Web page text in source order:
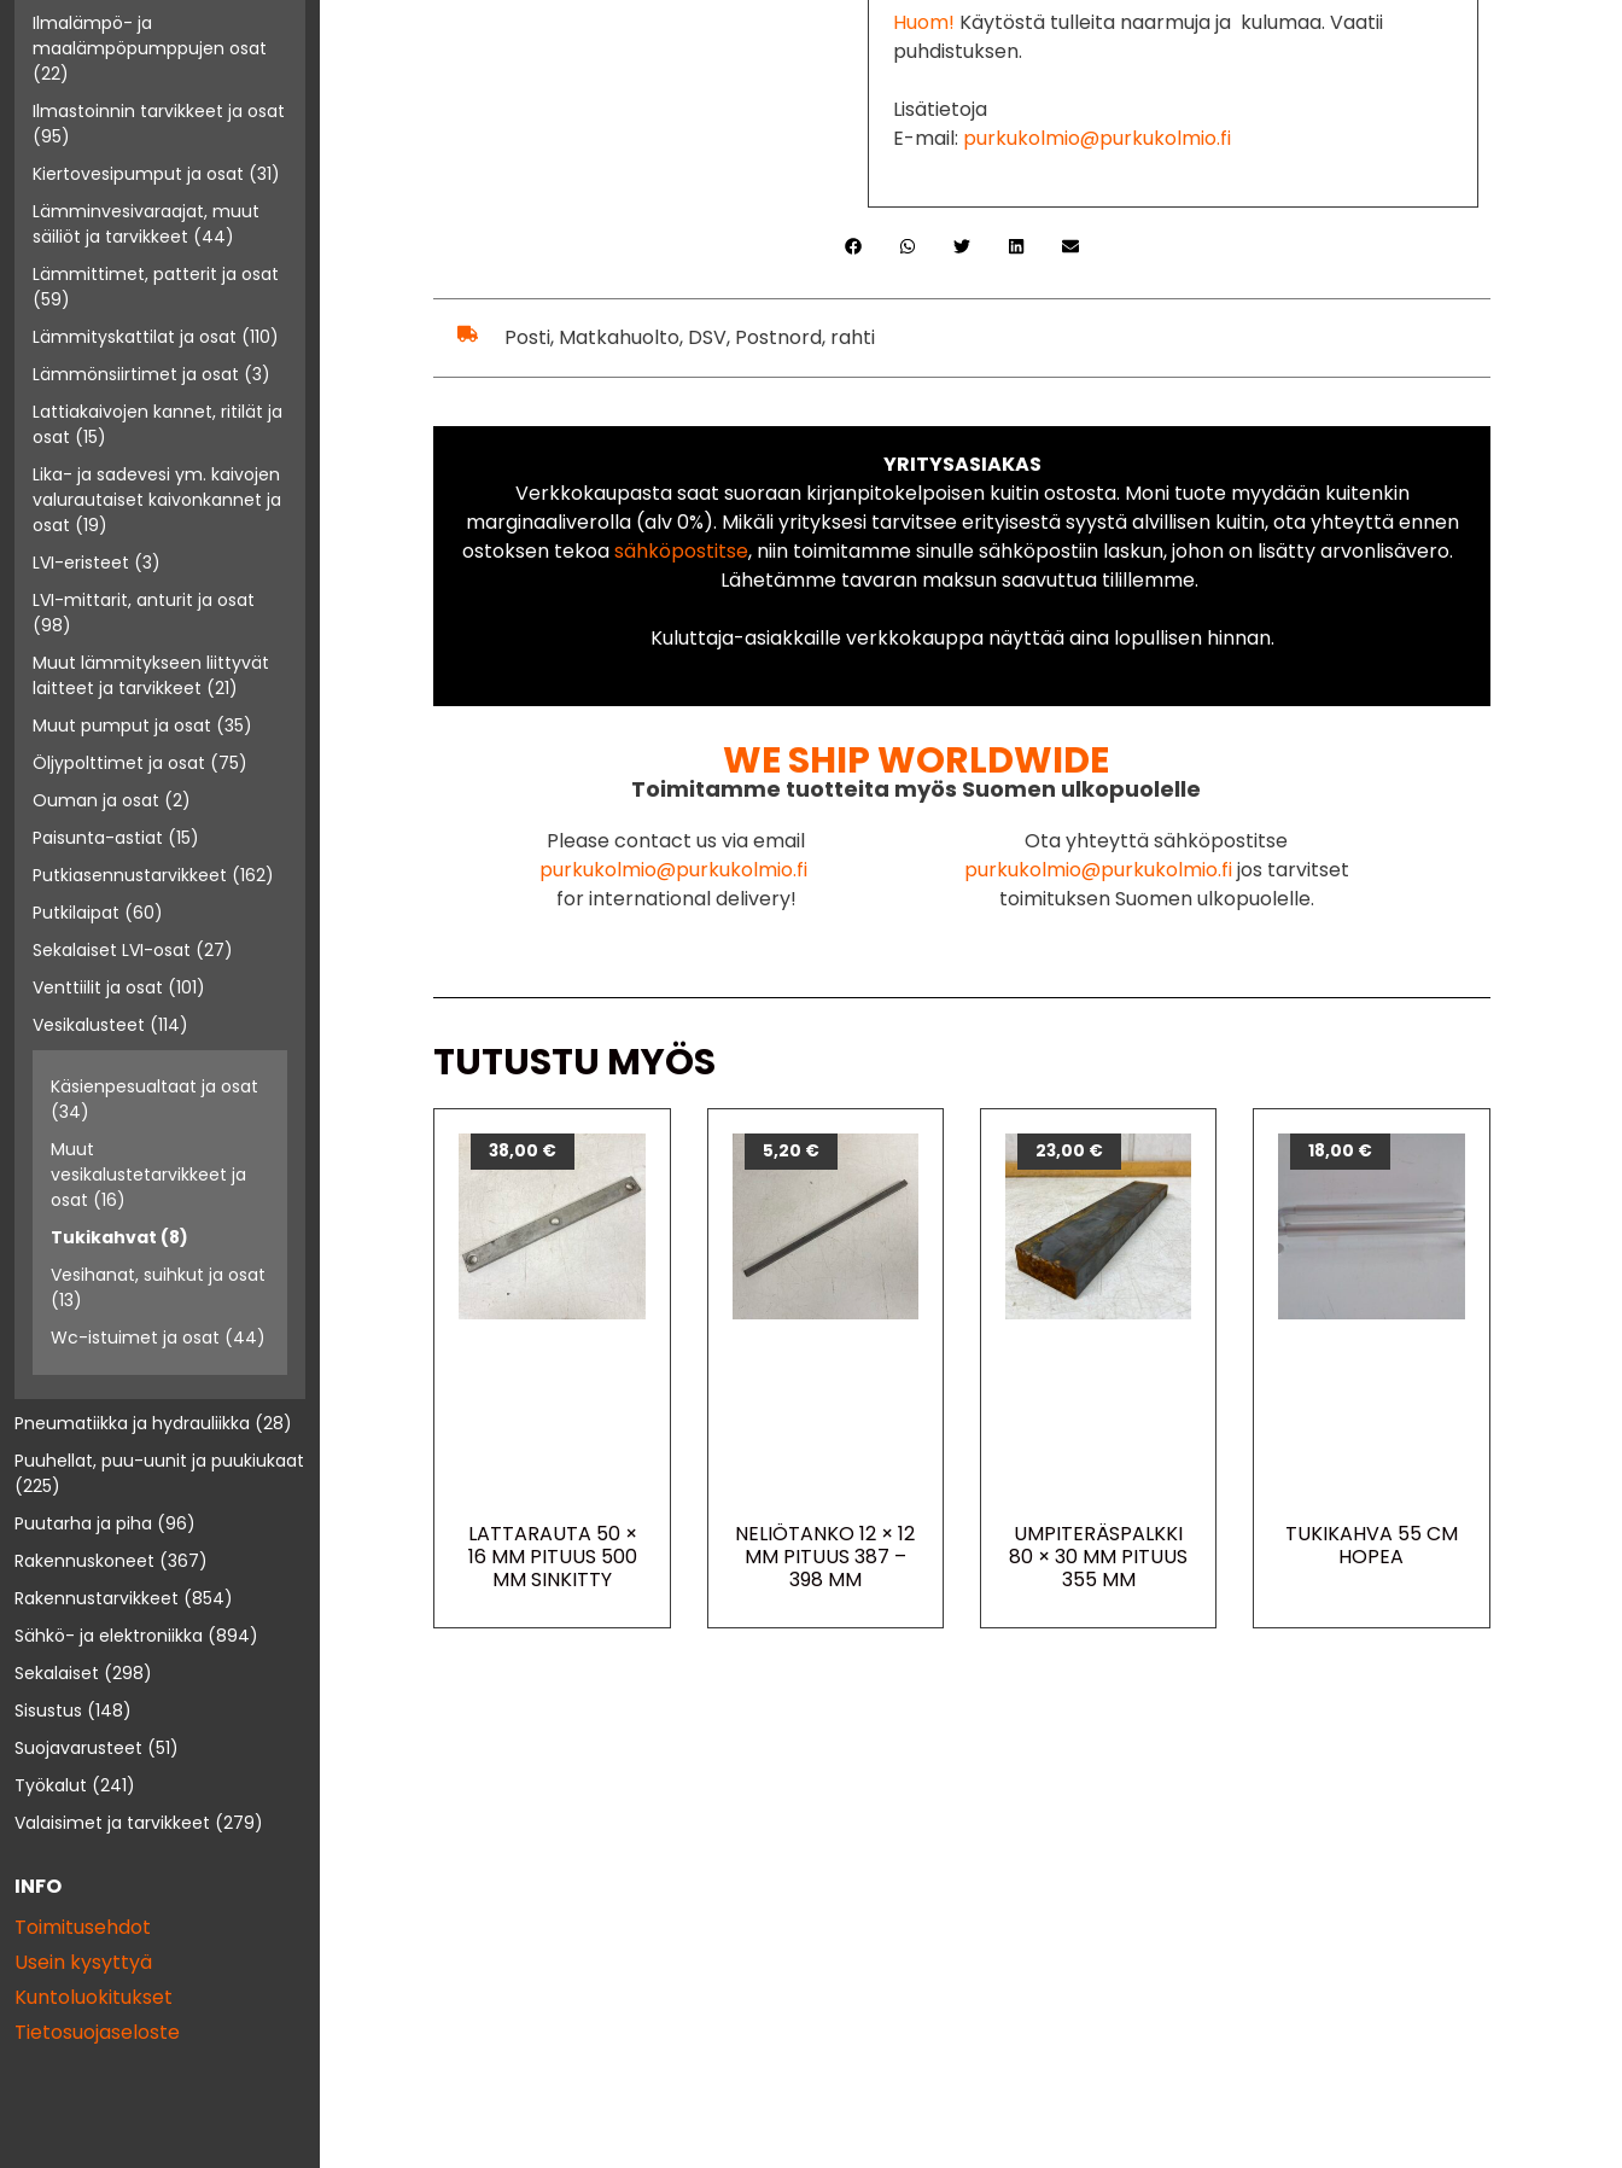
Ilmalämpö- ja
maalämpöpumppujen osat
(22)
Ilmastoinnin tarvikkeet ja osat
(95)
Kiertovesipumput ja osat (31)
Lämminvesivaraajat, muut
säiliöt ja tarvikkeet (44)
Lämmittimet, patterit ja osat
(59)
Lämmityskattilat ja osat (110)
Lämmönsiirtimet ja osat (3)
Lattiakaivojen kannet, ritilät ja
osat (15)
Lika- ja sadevesi ym. kaivojen
valurautaiset kaivonkannet ja
osat (19)
LVI-eristeet (3)
LVI-mittarit, anturit ja osat
(98)
Muut lämmitykseen liittyvät
laitteet ja tarvikkeet (21)
Muut pumput ja osat (35)
Öljypolttimet ja osat (75)
Ouman ja osat (2)
Paisunta-astiat (15)
Putkiasennustarvikkeet (162)
Putkilaipat (60)
Sekalaiset LVI-osat (27)
Venttiilit ja osat (101)
Vesikalusteet (114)
Käsienpesualtaat ja osat
(34)
Muut
vesikalustetarvikkeet ja
osat (16)
Tukikahvat (8)
Vesihanat, suihkut ja osat
(13)
Wc-istuimet ja osat (44)
Pneumatiikka ja hydrauliikka (28)
Puuhellat, puu-uunit ja puukiukaat
(225)
Puutarha ja piha (96)
Rakennuskoneet (367)
Rakennustarvikkeet (854)
Sähkö- ja elektroniikka (894)
Sekalaiset (298)
Sisustus (148)
Suojavarusteet (51)
Työkalut (241)
Valaisimet ja tarvikkeet (279)
INFO
Toimitusehdot
Usein kysyttyä
Kuntoluokitukset
Tietosuojaseloste
Huom! Käytöstä tulleita naarmuja ja kulumaa. Vaatii
puhdistuksen.
Lisätietoja
E-mail: purkukolmio@purkukolmio.fi
Posti, Matkahuolto, DSV, Postnord, rahti
YRITYSASIAKAS
Verkkokaupasta saat suoraan kirjanpitokelpoisen kuitin ostosta. Moni tuote myydään kuitenkin
marginaaliverolla (alv 0%). Mikäli yrityksesi tarvitsee erityisestä syystä alvillisen kuitin, ota yhteyttä ennen
ostoksen tekoasähköpostitse, niin toimitamme sinulle sähköpostiin laskun, johon on lisätty arvonlisävero.
Lähetämme tavaran maksun saavuttua tilillemme.
Kuluttaja-asiakkaille verkkokauppa näyttää aina lopullisen hinnan.
WE SHIP WORLDWIDE
Toimitamme tuotteita myös Suomen ulkopuolelle
Please contact us via email
purkukolmio@purkukolmio.fi
for international delivery!
Ota yhteyttä sähköpostitse
purkukolmio@purkukolmio.fijos tarvitset
toimituksen Suomen ulkopuolelle.
TUTUSTU MYÖS
LATTARAUTA 50 ×
16 MM PITUUS 500
MM SINKITTY
38,00 €
NELIÖTANKO 12 × 12
MM PITUUS 387 –
398 MM
5,20 €
UMPITERÄSPALKKI
80 × 30 MM PITUUS
355 MM
23,00 €
TUKIKAHVA 55 CM
HOPEA
18,00 €